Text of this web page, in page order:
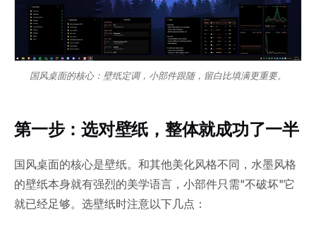
国风桌面的核心：壁纸定调，小部件跟随，留白比填满更重要。
第一步：选对壁纸，整体就成功了一半
国风桌面的核心是壁纸。和其他美化风格不同，水墨风格
的壁纸本身就有强烈的美学语言，小部件只需"不破坏"它
就已经足够。选壁纸时注意以下几点：